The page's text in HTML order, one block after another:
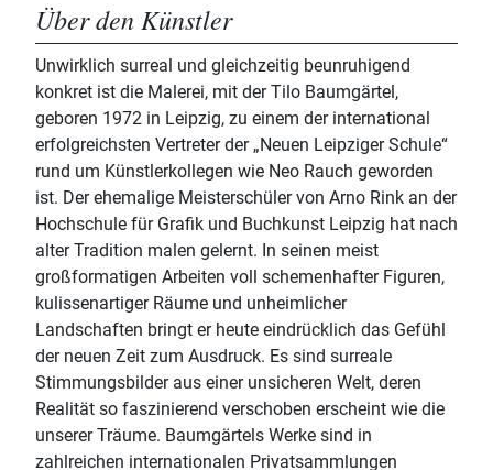
Über den Künstler
Unwirklich surreal und gleichzeitig beunruhigend
konkret ist die Malerei, mit der Tilo Baumgärtel,
geboren 1972 in Leipzig, zu einem der international
erfolgreichsten Vertreter der „Neuen Leipziger Schule“
rund um Künstlerkollegen wie Neo Rauch geworden
ist. Der ehemalige Meisterschüler von Arno Rink an der
Hochschule für Grafik und Buchkunst Leipzig hat nach
alter Tradition malen gelernt. In seinen meist
großformatigen Arbeiten voll schemenhafter Figuren,
kulissenartiger Räume und unheimlicher
Landschaften bringt er heute eindrücklich das Gefühl
der neuen Zeit zum Ausdruck. Es sind surreale
Stimmungsbilder aus einer unsicheren Welt, deren
Realität so faszinierend verschoben erscheint wie die
unserer Träume. Baumgärtels Werke sind in
zahlreichen internationalen Privatsammlungen